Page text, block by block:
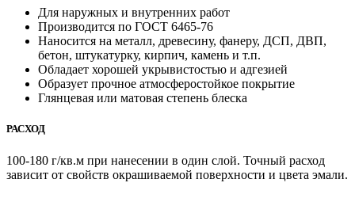
Для наружных и внутренних работ
Производится по ГОСТ 6465-76
Наносится на металл, древесину, фанеру, ДСП, ДВП,
бетон, штукатурку, кирпич, камень и т.п.
Обладает хорошей укрывистостью и адгезией
Образует прочное атмосферостойкое покрытие
Глянцевая или матовая степень блеска
РАСХОД
100-180 г/кв.м при нанесении в один слой. Точный расход
зависит от свойств окрашиваемой поверхности и цвета эмали.